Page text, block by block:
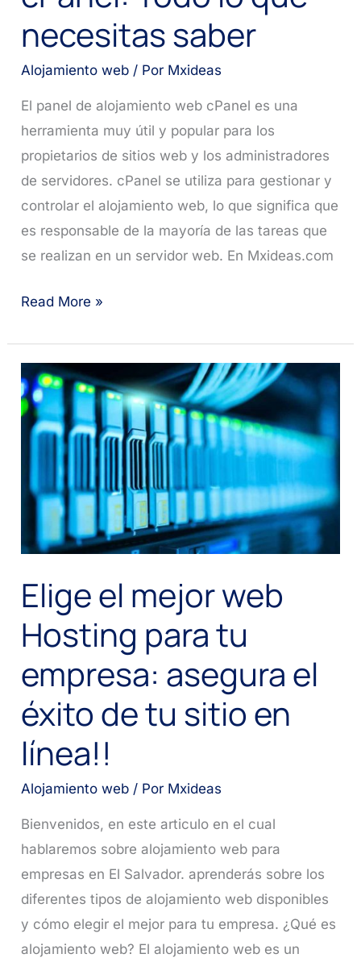
necesitas saber
Alojamiento web / Por Mxideas
El panel de alojamiento web cPanel es una
herramienta muy útil y popular para los
propietarios de sitios web y los administradores
de servidores. cPanel se utiliza para gestionar y
controlar el alojamiento web, lo que significa que
es responsable de la mayoría de las tareas que
se realizan en un servidor web. En Mxideas.com
El
alojamiento
web
cPanel:
que
necesitas
saber
Read More »
Elige el mejor web
Hosting para tu
empresa: asegura el
éxito de tu sitio en
línea!!
Alojamiento web / Por Mxideas
Bienvenidos, en este articulo en el cual
hablaremos sobre alojamiento web para
empresas en El Salvador. aprenderás sobre los
diferentes tipos de alojamiento web disponibles
y cómo elegir el mejor para tu empresa. ¿Qué es
alojamiento web? El alojamiento web es un